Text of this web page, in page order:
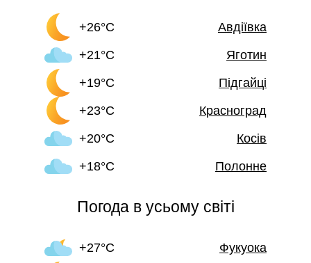
+26°C
Авдіївка
+21°C
Яготин
+19°C
Підгайці
+23°C
Красноград
+20°C
Косів
+18°C
Полонне
Погода в усьому світі
+27°C Фукуока